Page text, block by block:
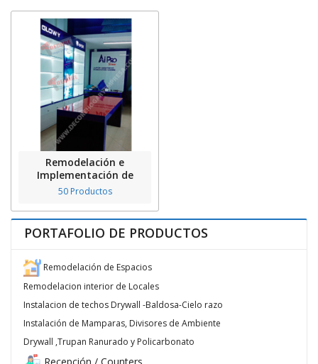
Remodelación e
Implementación de
Locales
50 Productos
PORTAFOLIO DE PRODUCTOS
Remodelación de Espacios
Remodelacion interior de Locales
Instalacion de techos Drywall -Baldosa-Cielo razo
Instalación de Mamparas, Divisores de Ambiente
Drywall ,Trupan Ranurado y Policarbonato